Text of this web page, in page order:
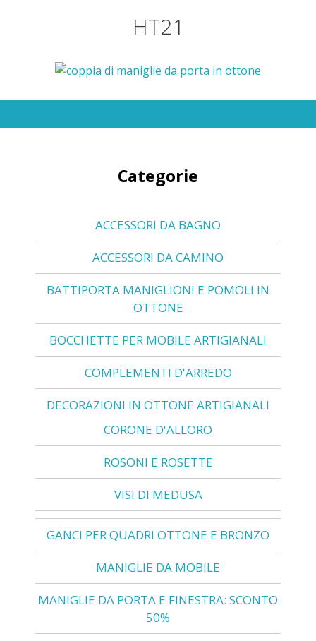
HT21
Categorie
ACCESSORI DA BAGNO
ACCESSORI DA CAMINO
BATTIPORTA MANIGLIONI E POMOLI IN
OTTONE
BOCCHETTE PER MOBILE ARTIGIANALI
COMPLEMENTI D'ARREDO
DECORAZIONI IN OTTONE ARTIGIANALI
CORONE D'ALLORO
ROSONI E ROSETTE
VISI DI MEDUSA
GANCI PER QUADRI OTTONE E BRONZO
MANIGLIE DA MOBILE
MANIGLIE DA PORTA E FINESTRA: SCONTO
50%